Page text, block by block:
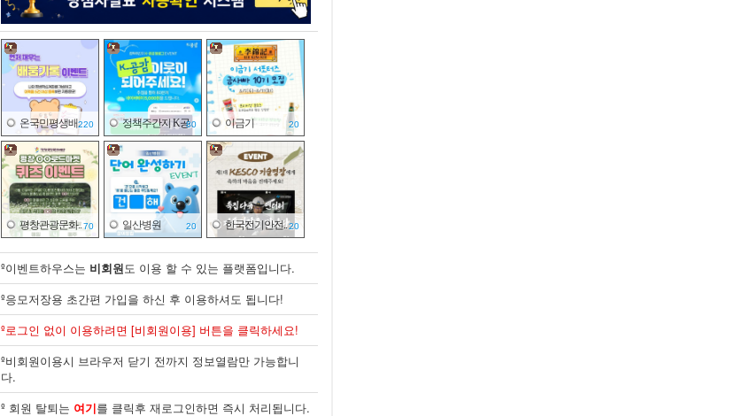
온국민평생배..220 정책주간지 K공..80 이금기 20
평창관광문화..70 일산병원 20 한국전기안전..20
피크 페인트 02 한국가스안전..03 공영쇼핑 100
º이벤트하우스는 비회원도 이용 할 수 있는 플랫폼입니다.
º응모저장용 초간편 가입을 하신 후 이용하셔도 됩니다!
º로그인 없이 이용하려면 [비회원이용] 버튼을 클릭하세요!
º비회원이용시 브라우저 닫기 전까지 정보열람만 가능합니
다.
º 회원 탈퇴는 여기를 클릭후 재로그인하면 즉시 처리됩니다.